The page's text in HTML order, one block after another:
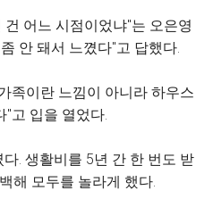
어느 시점이었냐"는 오은영
안 돼서 느꼈다"고 답했다.
족이란 느낌이 아니라 하우스
"고 입을 열었다.
. 생활비를 5년 간 한 번도 받
해 모두를 놀라게 했다.